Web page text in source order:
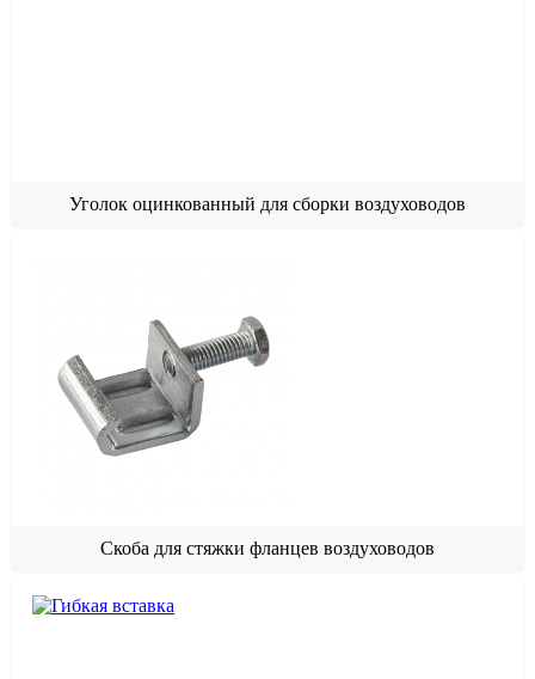
Уголок оцинкованный для сборки воздуховодов
Скоба для стяжки фланцев воздуховодов